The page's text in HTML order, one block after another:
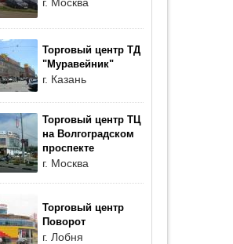
Торговый центр ТД
"Муравейник"
г. Казань
Торговый центр ТЦ
на Волгоградском
проспекте
г. Москва
Торговый центр
Поворот
г. Лобня